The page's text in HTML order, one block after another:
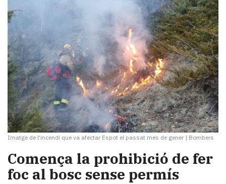
Imatge de l'incendi que va afectar Espot el passat mes de gener | Bombers
Comença la prohibició de fer
foc al bosc sense permís